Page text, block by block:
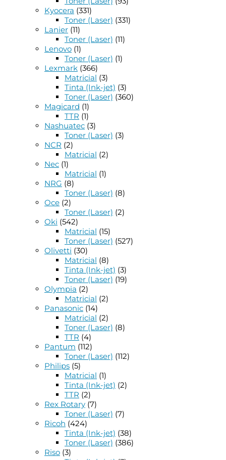
Kyocera (331)
Toner (Laser) (331)
Lanier (11)
Toner (Laser) (11)
Lenovo (1)
Toner (Laser) (1)
Lexmark (366)
Matricial (3)
Tinta (Ink-jet) (3)
Toner (Laser) (360)
Magicard (1)
TTR (1)
Nashuatec (3)
Toner (Laser) (3)
NCR (2)
Matricial (2)
Nec (1)
Matricial (1)
NRG (8)
Toner (Laser) (8)
Oce (2)
Toner (Laser) (2)
Oki (542)
Matricial (15)
Toner (Laser) (527)
Olivetti (30)
Matricial (8)
Tinta (Ink-jet) (3)
Toner (Laser) (19)
Olympia (2)
Matricial (2)
Panasonic (14)
Matricial (2)
Toner (Laser) (8)
TTR (4)
Pantum (112)
Toner (Laser) (112)
Philips (5)
Matricial (1)
Tinta (Ink-jet) (2)
TTR (2)
Rex Rotary (7)
Toner (Laser) (7)
Ricoh (424)
Tinta (Ink-jet) (38)
Toner (Laser) (386)
Riso (3)